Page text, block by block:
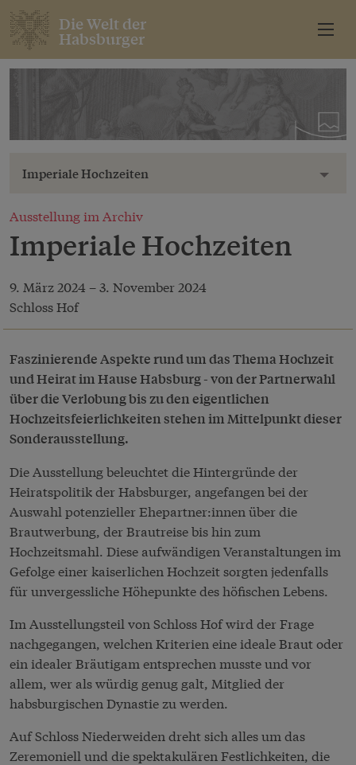
Die Welt der
Habsburger
Imperiale Hochzeiten
Ausstellung im Archiv
Imperiale Hochzeiten
9. März 2024 –3. November 2024
Schloss Hof
Faszinierende Aspekte rund um das Thema Hochzeit
und Heirat im Hause Habsburg - von der Partnerwahl
über die Verlobung bis zu den eigentlichen
Hochzeitsfeierlichkeiten stehen im Mittelpunkt dieser
Sonderausstellung.
Die Ausstellung beleuchtet die Hintergründe der
Heiratspolitik der Habsburger, angefangen bei der
Auswahl potenzieller Ehepartner:innen über die
Brautwerbung, der Brautreise bis hin zum
Hochzeitsmahl. Diese aufwändigen Veranstaltungen im
Gefolge einer kaiserlichen Hochzeit sorgten jedenfalls
für unvergessliche Höhepunkte des höfischen Lebens.
Im Ausstellungsteil von Schloss Hof wird der Frage
nachgegangen, welchen Kriterien eine ideale Braut oder
ein idealer Bräutigam entsprechen musste und vor
allem, wer als würdig genug galt, Mitglied der
habsburgischen Dynastie zu werden.
Auf Schloss Niederweiden dreht sich alles um das
Zeremoniell und die spektakulären Festlichkeiten, die